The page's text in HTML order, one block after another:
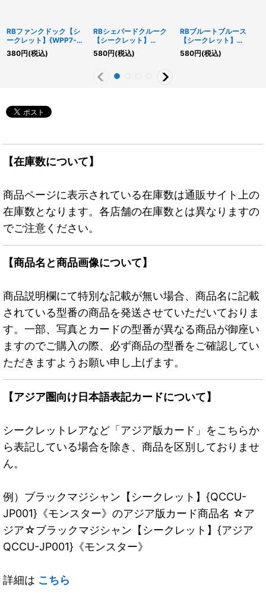
RBファンクドック【シ
ークレット】{WPP7-
JP021}《魔法》
380円(税込)
RBシェパードクルーク
【シークレット】
{WPP7-JP020}《リン
ク》
580円(税込)
RBブルートブルース
【シークレット】
{WPP7-JP019}《リン
ク》
580円(税込)
【在庫数について】
商品ページに表示されている在庫数は通販サイト上の
在庫数となります。各店舗の在庫数とは異なりますの
でご注意ください。
【商品名と商品画像について】
商品説明欄にて特別な記載が無い場合、商品名に記載
されている型番の商品を発送させていただいておりま
す。一部、写真とカードの型番が異なる商品が御座い
ますのでご購入の際、必ず商品の型番をご確認してい
ただきますようお願い申し上げます。
【アジア圏向け日本語表記カードについて】
シークレットレアなど「アジア版カード」をこちらか
ら表記している場合を除き、商品を区別しておりませ
ん。
例）ブラックマジシャン【シークレット】{QCCU-
JP001}《モンスター》のアジア版カード商品名 ☆ア
ジア☆ブラックマジシャン【シークレット】{アジア
QCCU-JP001}《モンスター》
詳細は こちら